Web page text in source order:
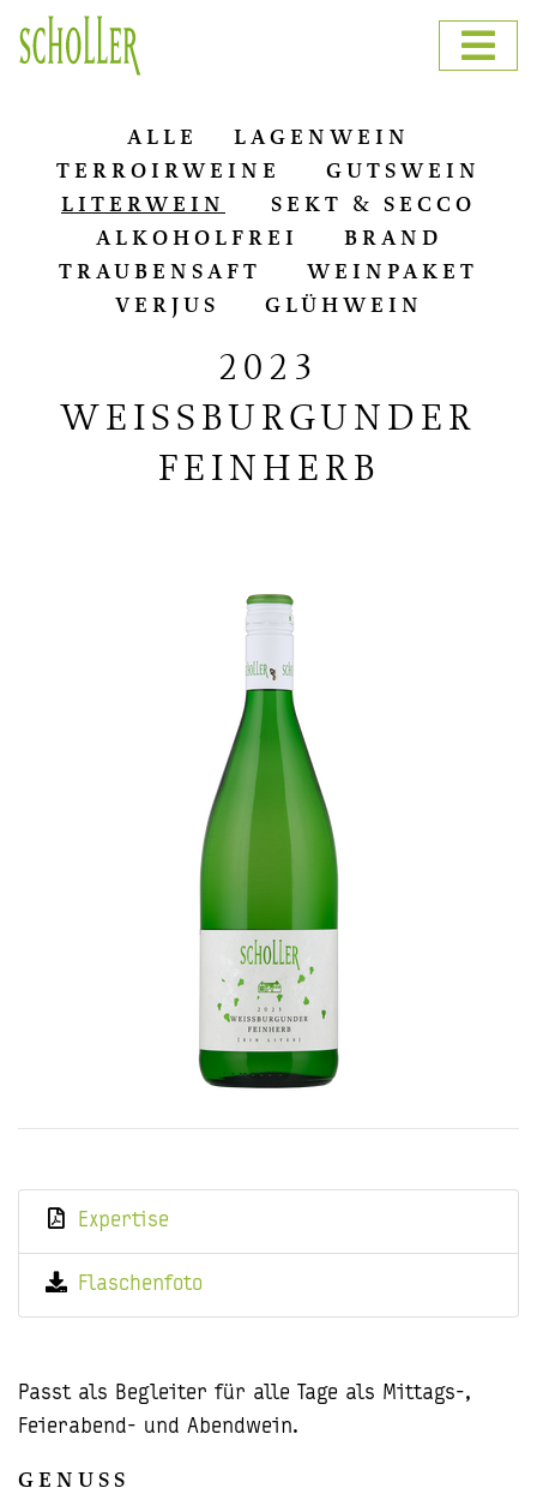
ALLE
LA­GEN­WEIN
TER­RO­IR­WEI­NE
GUTS­WEIN
LI­TER­WEIN
SEKT & SECCO
AL­KO­HOL­FREI
BRAND
TRAU­BEN­SAFT
WEIN­PA­KET
VER­JUS
GLÜH­WEIN
2023
WEISSBURGUNDER
FEINHERB
Passt als Begleiter für alle Tage als Mittags-,
Feierabend- und Abendwein.
GENUSS
Expertise
Flaschenfoto